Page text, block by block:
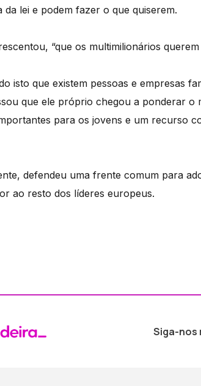
da lei e podem fazer o que quiserem.
“que os multimilionários
isto que existem pessoas e empresas
que ele próprio chegou a ponderar o
para os jovens e um recurso
defendeu uma frente comum para
ao resto dos líderes europeus.
Siga-nos